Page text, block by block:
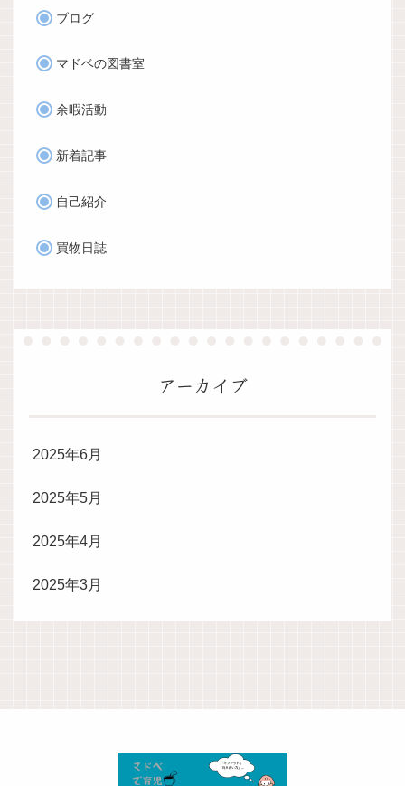
ブログ
マドベの図書室
余暇活動
新着記事
自己紹介
買物日誌
アーカイブ
2025年6月
2025年5月
2025年4月
2025年3月